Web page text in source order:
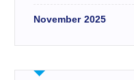
November 2025